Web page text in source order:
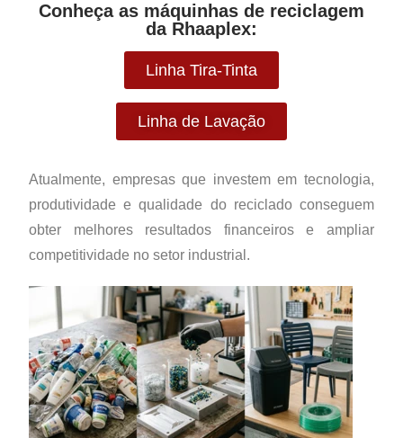
Conheça as máquinhas de reciclagem
da Rhaaplex:
Linha Tira-Tinta
Linha de Lavação
Atualmente, empresas que investem em tecnologia,
produtividade e qualidade do reciclado conseguem
obter melhores resultados financeiros e ampliar
competitividade no setor industrial.